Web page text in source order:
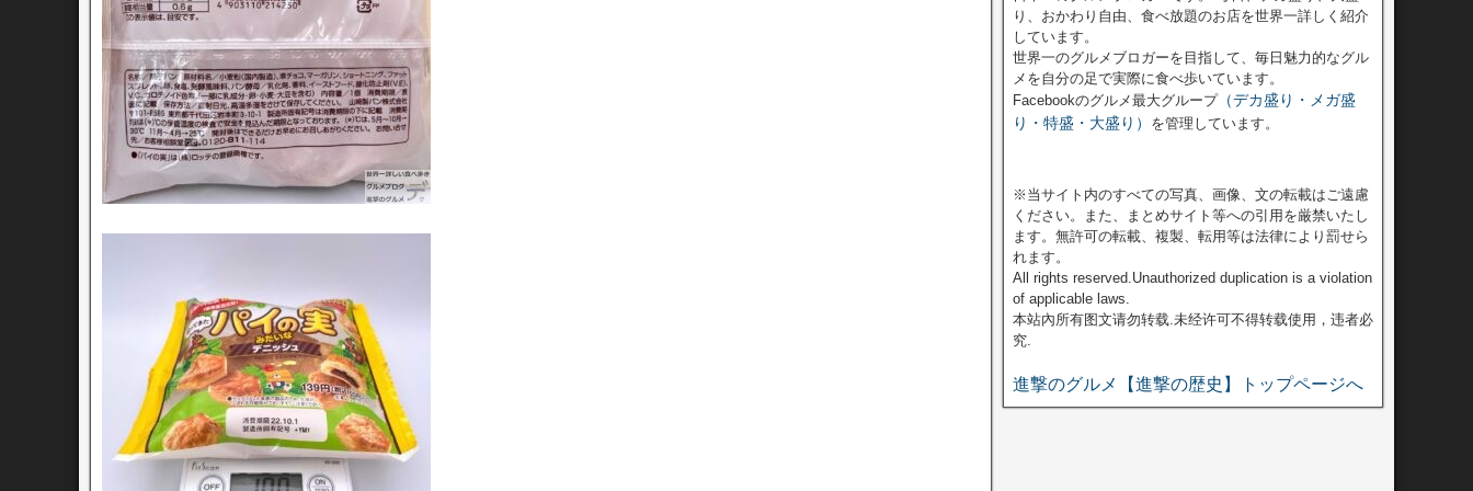
り、おかわり自由、食べ放題のお店を世界一詳しく紹介
しています。
世界一のグルメブロガーを目指して、毎日魅力的なグル
メを自分の足で実際に食べ歩いています。
Facebookのグルメ最大グループ（デカ盛り・メガ盛
り・特盛・大盛り） を管理しています。
※当サイト内のすべての写真、画像、文の転載はご遠慮
ください。また、まとめサイト等への引用を厳禁いたし
ます。無許可の転載、複製、転用等は法律により罰せら
れます。
All rights reserved.Unauthorized duplication is a violation
of applicable laws.
本站內所有图文请勿转载.未经许可不得转载使用，违者必
究.
進撃のグルメ【進撃の歴史】トップページへ